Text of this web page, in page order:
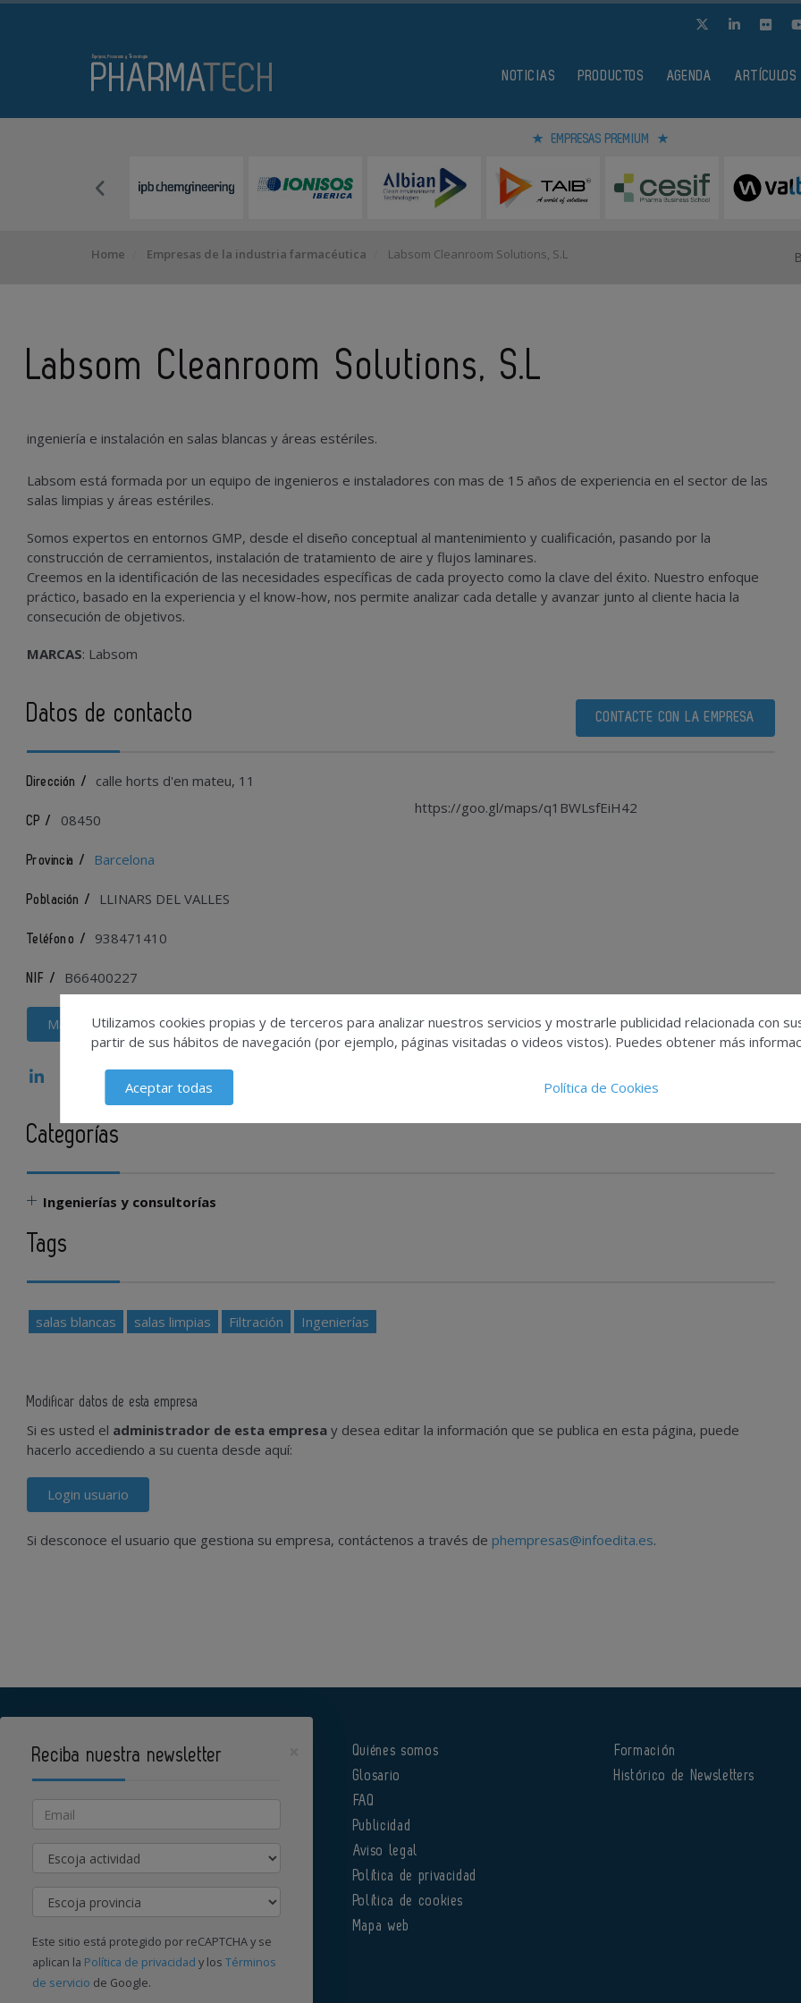
NOTICIAS PRODUCTOS AGENDA ARTÍCULOS
EMPRESAS PREMIUM
Home Empresas de la industria farmacéutica Labsom Cleanroom Solutions, S.L
Labsom Cleanroom Solutions, S.L
ingeniería e instalación en salas blancas y áreas estériles.
Labsom está formada por un equipo de ingenieros e instaladores con mas de 15 años de experiencia en el sector de las
salas limpias y áreas estériles.
Somos expertos en entornos GMP, desde el diseño conceptual al mantenimiento y cualificación, pasando por la
construcción de cerramientos, instalación de tratamiento de aire y flujos laminares.
Creemos en la identificación de las necesidades específicas de cada proyecto como la clave del éxito. Nuestro enfoque
práctico, basado en la experiencia y el know-how, nos permite analizar cada detalle y avanzar junto al cliente hacia la
consecución de objetivos.
MARCAS: Labsom
Datos de contacto CONTACTE CON LA EMPRESA
Dirección / calle horts d'en mateu, 11
CP / 08450
Provincia / Barcelona
Población / LLINARS DEL VALLES
Teléfono / 938471410
NIF / B66400227
Más información
https://goo.gl/maps/q1BWLsfEiH42
Categorías
Ingenierías y consultorías
Tags
salas blancas salas limpias Filtración Ingenierías
Modificar datos de esta empresa
Si es usted el administrador de esta empresa y desea editar la información que se publica en esta página, puede
hacerlo accediendo a su cuenta desde aquí:
Login usuario
Si desconoce el usuario que gestiona su empresa, contáctenos a través de phempresas@infoedita.es.
Órgano institucional de la AEFI
Contacte con nosotros
Quiénes somos
Glosario
FAQ
Publicidad
Aviso legal
Política de privacidad
Política de cookies
Mapa web
Formación
Histórico de Newsletters
Utilizamos cookies propias y de terceros para analizar nuestros servicios y mostrarle publicidad relacionada con
partir de sus hábitos de navegación (por ejemplo, páginas visitadas o videos vistos). Puedes obtener más
Aceptar todas Política de Cookies
Reciba nuestra newsletter
Email
Actividad
Provincia
Este sitio está protegido por reCAPTCHA y se
aplican la Política de privacidad y los Términos
de servicio de Google.